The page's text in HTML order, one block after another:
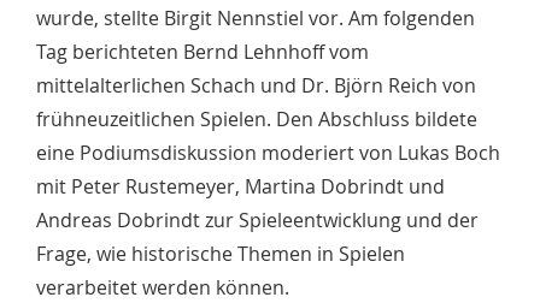
wurde, stellte Birgit Nennstiel vor. Am folgenden
Tag berichteten Bernd Lehnhoff vom
mittelalterlichen Schach und Dr. Björn Reich von
frühneuzeitlichen Spielen. Den Abschluss bildete
eine Podiumsdiskussion moderiert von Lukas Boch
mit Peter Rustemeyer, Martina Dobrindt und
Andreas Dobrindt zur Spieleentwicklung und der
Frage, wie historische Themen in Spielen
verarbeitet werden können.